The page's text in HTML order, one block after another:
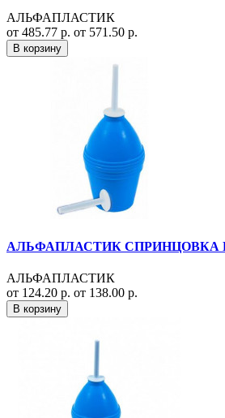
АЛЬФАПЛАСТИК
от 485.77 р. от 571.50 р.
В корзину
АЛЬФАПЛАСТИК СПРИНЦОВКА
АЛЬФАПЛАСТИК
от 124.20 р. от 138.00 р.
В корзину